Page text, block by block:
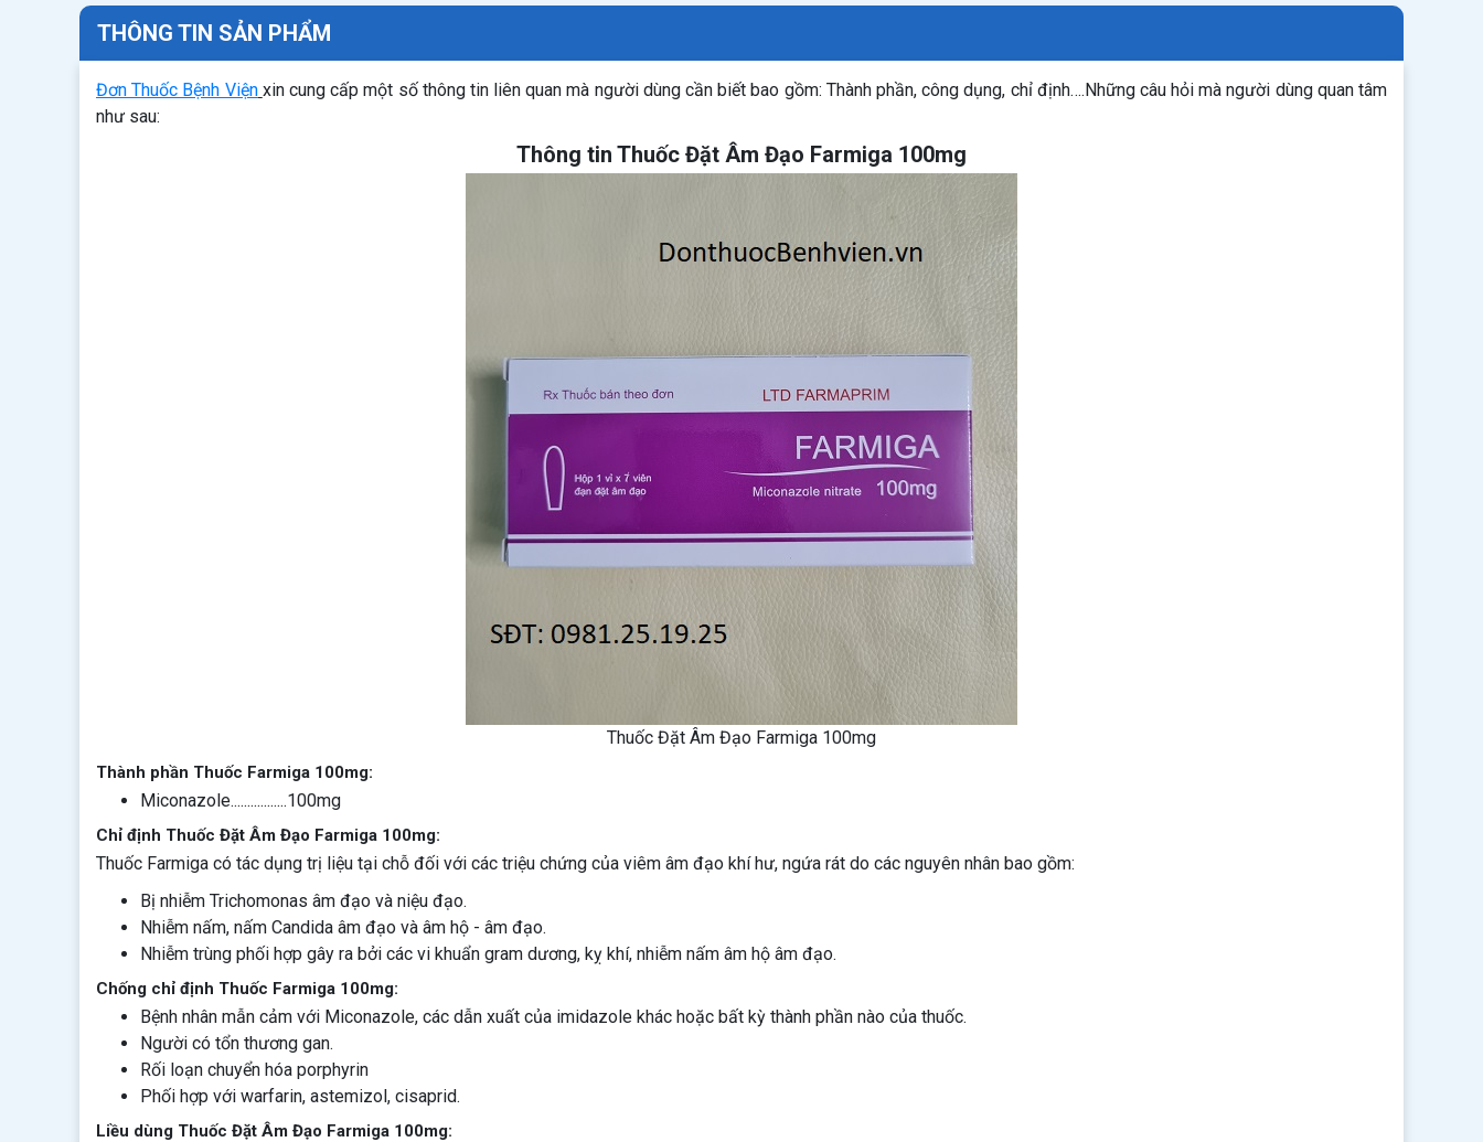
THÔNG TIN SẢN PHẨM
Đơn Thuốc Bệnh Viện xin cung cấp một số thông tin liên quan mà người dùng cần biết bao gồm: Thành phần, công dụng, chỉ định….Những câu hỏi mà người dùng quan tâm
như sau:
Thông tin Thuốc Đặt Âm Đạo Farmiga 100mg
Thuốc Đặt Âm Đạo Farmiga 100mg
Thành phần Thuốc Farmiga 100mg:
Miconazole.................100mg
Chỉ định Thuốc Đặt Âm Đạo Farmiga 100mg:
Thuốc Farmiga có tác dụng trị liệu tại chỗ đối với các triệu chứng của viêm âm đạo khí hư, ngứa rát do các nguyên nhân bao gồm:
Bị nhiễm Trichomonas âm đạo và niệu đạo.
Nhiễm nấm, nấm Candida âm đạo và âm hộ - âm đạo.
Nhiễm trùng phối hợp gây ra bởi các vi khuẩn gram dương, kỵ khí, nhiễm nấm âm hộ âm đạo.
Chống chỉ định Thuốc Farmiga 100mg:
Bệnh nhân mẫn cảm với Miconazole, các dẫn xuất của imidazole khác hoặc bất kỳ thành phần nào của thuốc.
Người có tổn thương gan.
Rối loạn chuyển hóa porphyrin
Phối hợp với warfarin, astemizol, cisaprid.
Liều dùng Thuốc Đặt Âm Đạo Farmiga 100mg: